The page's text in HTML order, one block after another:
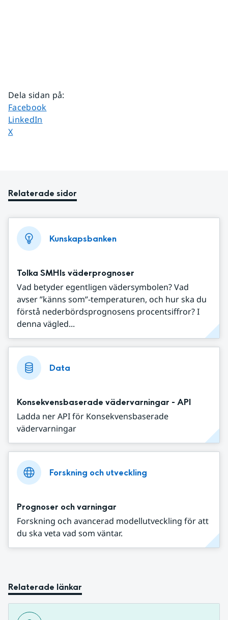
Dela sidan på:
Dela sidan på
Facebook
Dela sidan på
LinkedIn
Dela sidan på
X
Relaterade sidor
Kunskapsbanken
Tolka SMHIs väderprognoser
Vad betyder egentligen vädersymbolen? Vad
avser ”känns som”-temperaturen, och hur ska du
förstå nederbördsprognosens procentsiffror? I
denna vägled...
Data
Konsekvensbaserade vädervarningar - API
Ladda ner API för Konsekvensbaserade
vädervarningar
Forskning och utveckling
Prognoser och varningar
Forskning och avancerad modellutveckling för att
du ska veta vad som väntar.
Relaterade länkar